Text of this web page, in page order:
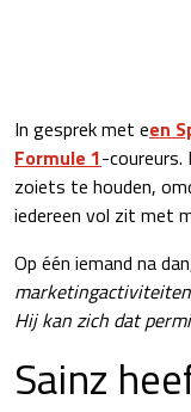
In gesprek met een
Formule 1-
zoiets te houden,
iedereen vol zit met
Op één iemand na
Hij kan zich dat
Sainz